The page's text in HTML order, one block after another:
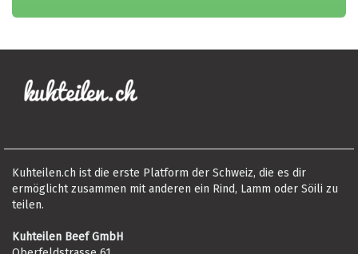
Kuhteilen.ch ist die erste Platform der Schweiz, die es dir
ermöglicht zusammen mit anderen ein Rind, Lamm oder Söili zu
teilen.
Kuhteilen Beef GmbH